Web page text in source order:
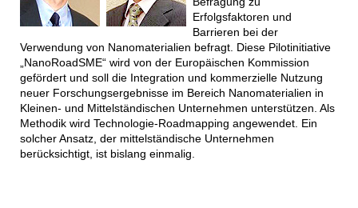
Erfolgsfaktoren und
Barrieren bei der
Verwendung von Nanomaterialien befragt. Diese Pilotinitiative
„NanoRoadSME“ wird von der Europäischen Kommission
gefördert und soll die Integration und kommerzielle Nutzung
neuer Forschungsergebnisse im Bereich Nanomaterialien in
Kleinen- und Mittelständischen Unternehmen unterstützen. Als
Methodik wird Technologie-Roadmapping angewendet. Ein
solcher Ansatz, der mittelständische Unternehmen
berücksichtigt, ist bislang einmalig.